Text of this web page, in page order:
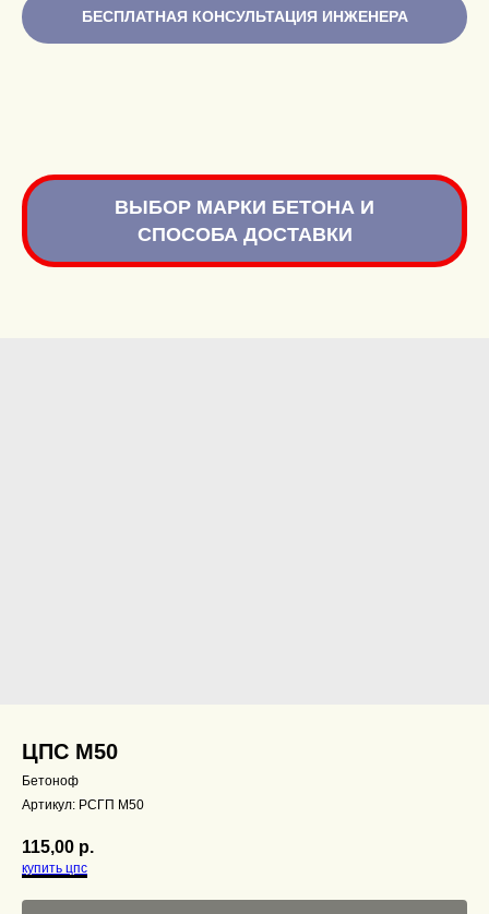
БЕСПЛАТНАЯ КОНСУЛЬТАЦИЯ ИНЖЕНЕРА
ВЫБОР МАРКИ БЕТОНА И
СПОСОБА ДОСТАВКИ
ЦПС М50
Бетоноф
Артикул: РСГП М50
115,00 р.
купить цпс